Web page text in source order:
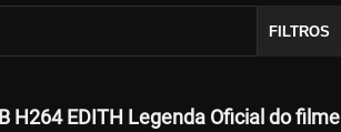
FILTROS
H264 EDITH Legenda Oficial do filme